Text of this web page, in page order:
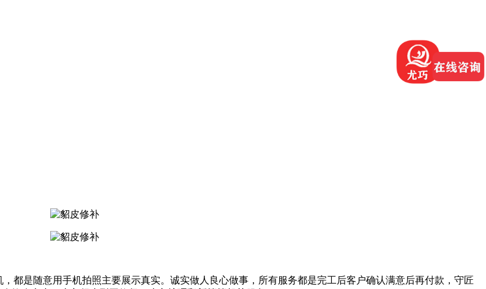
都是随意用手机拍照主要展示真实。诚实做人良心做事，所有服务都是完工后客户确认满意后再付款，守匠